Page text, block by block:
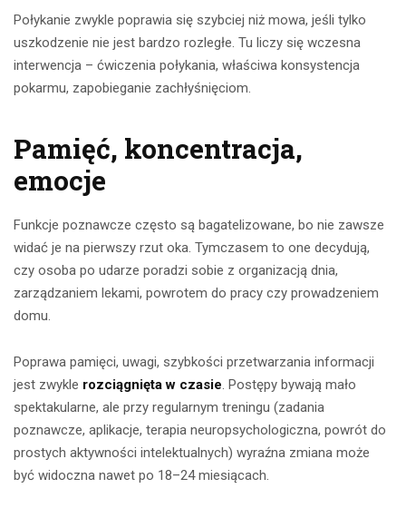
Połykanie zwykle poprawia się szybciej niż mowa, jeśli tylko
uszkodzenie nie jest bardzo rozległe. Tu liczy się wczesna
interwencja – ćwiczenia połykania, właściwa konsystencja
pokarmu, zapobieganie zachłyśnięciom.
Pamięć, koncentracja,
emocje
Funkcje poznawcze często są bagatelizowane, bo nie zawsze
widać je na pierwszy rzut oka. Tymczasem to one decydują,
czy osoba po udarze poradzi sobie z organizacją dnia,
zarządzaniem lekami, powrotem do pracy czy prowadzeniem
domu.
Poprawa pamięci, uwagi, szybkości przetwarzania informacji
jest zwykle rozciągnięta w czasie. Postępy bywają mało
spektakularne, ale przy regularnym treningu (zadania
poznawcze, aplikacje, terapia neuropsychologiczna, powrót do
prostych aktywności intelektualnych) wyraźna zmiana może
być widoczna nawet po 18–24 miesiącach.